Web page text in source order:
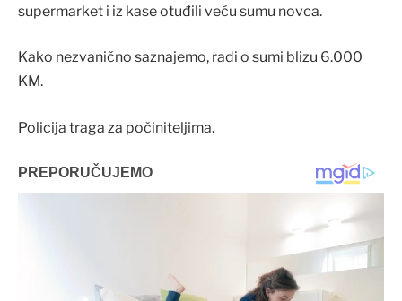
supermarket i iz kase otuđili veću sumu novca.
Kako nezvanično saznajemo, radi o sumi blizu 6.000
KM.
Policija traga za počiniteljima.